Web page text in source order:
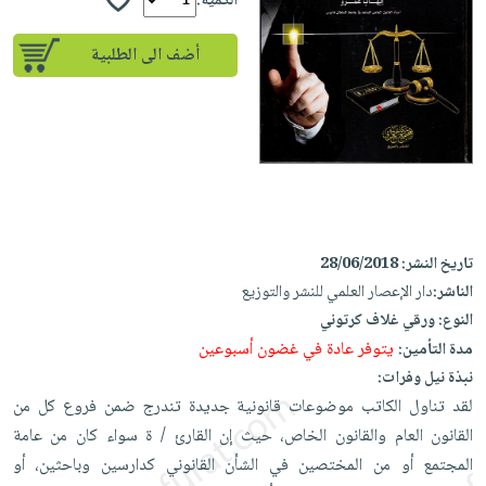
إختياراتنا
كتب
أكاديمية
صندوق
iKitab
حدود
أسئلة
يتكرر
على
Android
تحميل
iKitab
على
Apple
أسئلة
يتكرر
طرحها
تحميل
masmu3
على
masmu3
على
Apple
المواضيع
الأكثر
مبيعاً
إختياراتنا
وسائل
القراءة
جوائز
الصحة
والعناية
الشخصية
جديد
أجهزة
العناية
الشخصية
العناية
وتصفيف
الشعر
العناية
بالجسم
المطبخ
والسفرة
جديد
الكل
أواني
الطهي
أدوات
متجر
الهدايا
أقسام
أضف الى الطلبية
تاريخ النشر:28/06/2018
الناشر:دار الإعصار العلمي للنشر والتوزيع
النوع:ورقي غلاف كرتوني
مدة التأمين:يتوفر عادة في غضون أسبوعين
نبذة نيل وفرات:
لقد تناول الكاتب موضوعات قانونية جديدة تندرج ضمن فروع كل من
القانون العام والقانون الخاص، حيث إن القارئ / ة سواء كان من عامة
المجتمع أو من المختصين في الشأن القانوني كدارسين وباحثين، أو